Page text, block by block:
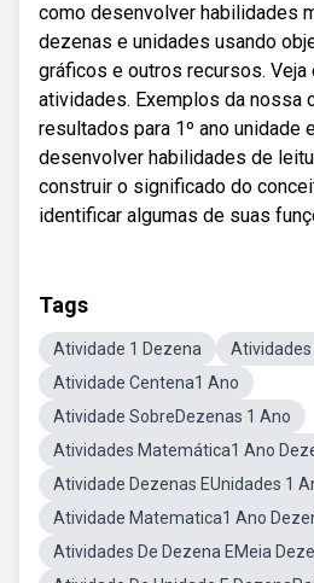
como desenvolver habilidades
dezenas e unidades usando
gráficos e outros recursos.
atividades. Exemplos da nossa
resultados para 1º ano unidade
desenvolver habilidades de
construir o significado do
identificar algumas de suas
Tags
Atividade 1 Dezena
Atividades
Atividade Centena1 Ano
Atividade SobreDezenas 1 Ano
Atividades Matemática1 Ano
Atividade Dezenas EUnidades 1
Atividade Matematica1 Ano
Atividades De Dezena EMeia